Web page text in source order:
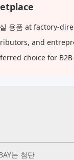
용품 at factory-
and
choice for
는 첨단